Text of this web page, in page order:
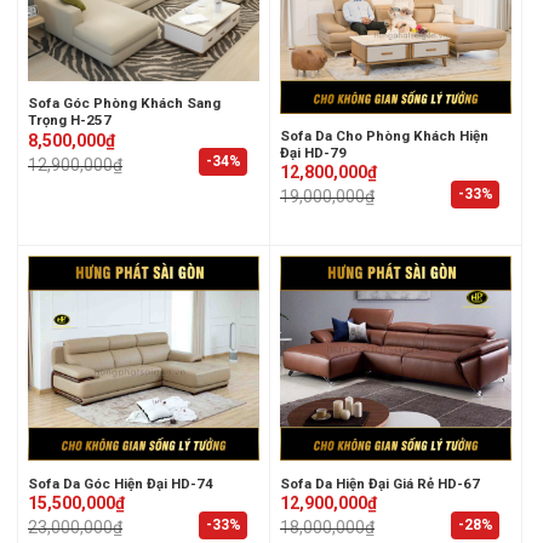
-34%
Sofa Góc Phòng Khách Sang
Trọng H-257
12,900,000₫
Original
price
was:
8,500,000₫
Current
price
is:
-33%
Sofa Da Cho Phòng Khách Hiện
Đại HD-79
19,000,000₫
Original
price
was:
12,800,000₫
Current
price
is:
-33%
Sofa Da Góc Hiện Đại HD-74
23,000,000₫
Original
price
was:
15,500,000₫
Current
price
is:
-28%
Sofa Da Hiện Đại Giá Rẻ HD-67
18,000,000₫
Original
price
was:
12,900,000₫
Current
price
is: